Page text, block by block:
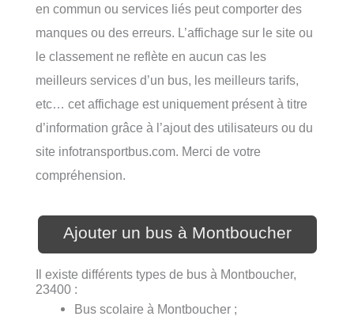
en commun ou services liés peut comporter des
manques ou des erreurs. L’affichage sur le site ou
le classement ne reflète en aucun cas les
meilleurs services d’un bus, les meilleurs tarifs,
etc… cet affichage est uniquement présent à titre
d’information grâce à l’ajout des utilisateurs ou du
site infotransportbus.com. Merci de votre
compréhension.
Ajouter un bus à Montboucher
Il existe différents types de bus à Montboucher,
23400 :
Bus scolaire à Montboucher ;